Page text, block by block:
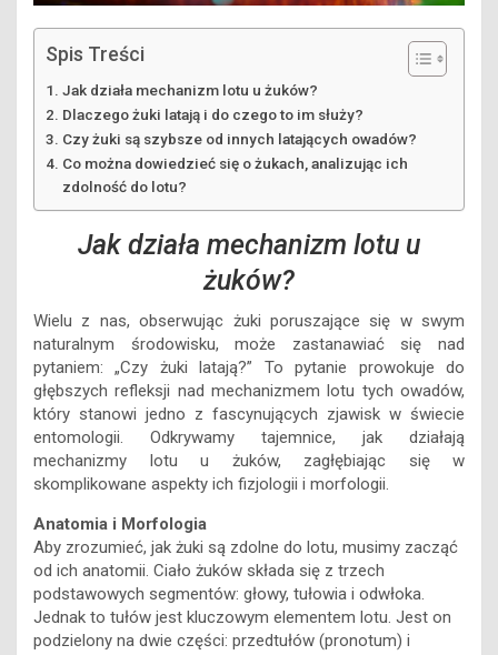
Spis Treści
Jak działa mechanizm lotu u żuków?
Dlaczego żuki latają i do czego to im służy?
Czy żuki są szybsze od innych latających owadów?
Co można dowiedzieć się o żukach, analizując ich
zdolność do lotu?
Jak działa mechanizm lotu u
żuków?
Wielu z nas, obserwując żuki poruszające się w swym
naturalnym środowisku, może zastanawiać się nad
pytaniem: „Czy żuki latają?” To pytanie prowokuje do
głębszych refleksji nad mechanizmem lotu tych owadów,
który stanowi jedno z fascynujących zjawisk w świecie
entomologii. Odkrywamy tajemnice, jak działają
mechanizmy lotu u żuków, zagłębiając się w
skomplikowane aspekty ich fizjologii i morfologii.
Anatomia i Morfologia
Aby zrozumieć, jak żuki są zdolne do lotu, musimy zacząć
od ich anatomii. Ciało żuków składa się z trzech
podstawowych segmentów: głowy, tułowia i odwłoka.
Jednak to tułów jest kluczowym elementem lotu. Jest on
podzielony na dwie części: przedtułów (pronotum) i